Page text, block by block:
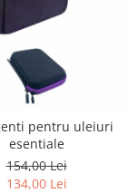
pentru uleiuri
esentiale
154,00 Lei
134,00 Lei